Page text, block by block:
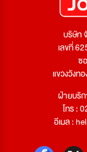
บริษัท
เลขที่
ซ
แขวงวังท
ฝ่ายบริ
โทร :
อีเมล :